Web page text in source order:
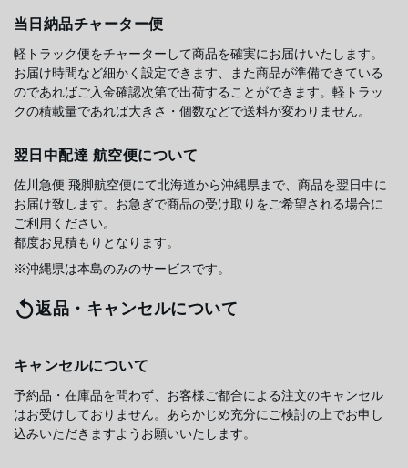
当日納品チャーター便
軽トラック便をチャーターして商品を確実にお届けいたします。
お届け時間など細かく設定できます、また商品が準備できている
のであればご入金確認次第で出荷することができます。軽トラッ
クの積載量であれば大きさ・個数などで送料が変わりません。
翌日中配達 航空便について
佐川急便 飛脚航空便にて北海道から沖縄県まで、商品を翌日中に
お届け致します。お急ぎで商品の受け取りをご希望される場合に
ご利用ください。
都度お見積もりとなります。
※沖縄県は本島のみのサービスです。
返品・キャンセルについて
キャンセルについて
予約品・在庫品を問わず、お客様ご都合による注文のキャンセル
はお受けしておりません。あらかじめ充分にご検討の上でお申し
込みいただきますようお願いいたします。